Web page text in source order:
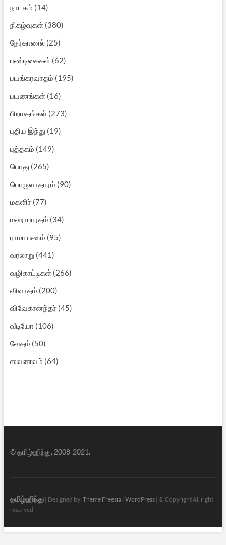
நாடகம் (14)
நிகழ்வுகள்(380)
நேர்காணல்(25)
பண்டிகைகள்(62)
பயங்கரவாதம் (195)
பயணங்கள்(16)
பிறமதங்கள்(273)
புதிய இந்து (19)
புத்தகம் (149)
பொது (265)
பொருளாதாரம் (90)
மகளிர் (77)
மஹாபாரதம் (34)
ராமாயணம் (95)
வரலாறு(441)
வழிகாட்டிகள்(266)
விவாதம் (200)
விவேகானந்தர் (45)
வீடியோ (106)
வேதம் (50)
வைணவம் (64)
© தமிழ்ஹிந்து, 2008-2021.
தமிழ்ஹிந்து| Designed by: Theme Freesia| WordPress| © Copyright All right
reserved